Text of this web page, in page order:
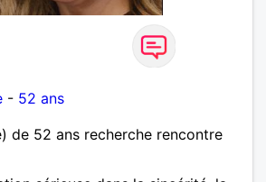
- 52 ans
de 52 ans recherche rencontre